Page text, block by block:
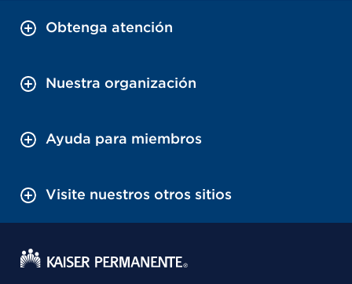
Obtenga atención
Nuestra organización
Ayuda para miembros
Visite nuestros otros sitios